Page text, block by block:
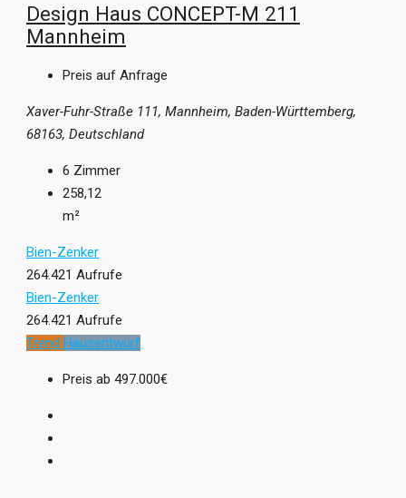
Design Haus CONCEPT-M 211
Mannheim
Preis auf Anfrage
Xaver-Fuhr-Straße 111, Mannheim, Baden-Württemberg,
68163, Deutschland
6 Zimmer
258,12
m²
Bien-Zenker
264.421 Aufrufe
Bien-Zenker
264.421 Aufrufe
Trend Hausentwurf
Preis ab 497.000€